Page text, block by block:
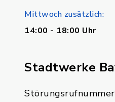
Mittwoch zusätzlich:
14:00 - 18:00 Uhr
Stadtwerke